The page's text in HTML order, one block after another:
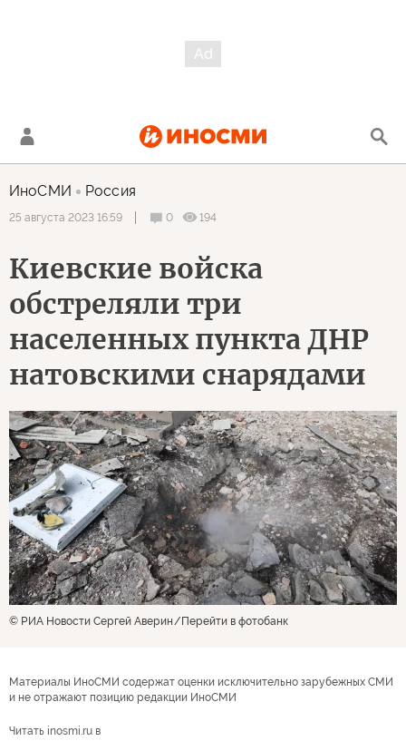
ИноСМИ Россия
25 августа 2023 16:59 0 194
Киевские войска
обстреляли три
населенных пункта ДНР
натовскими снарядами
© РИА Новости Сергей Аверин Перейти в фотобанк
Материалы ИноСМИ содержат оценки исключительно зарубежных СМИ
и не отражают позицию редакции ИноСМИ
Читать inosmi.ru в